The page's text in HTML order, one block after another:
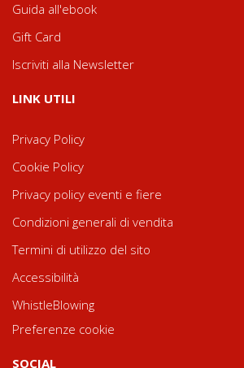
Guida all'ebook
Gift Card
Iscriviti alla Newsletter
LINK UTILI
Privacy Policy
Cookie Policy
Privacy policy eventi e fiere
Condizioni generali di vendita
Termini di utilizzo del sito
Accessibilità
WhistleBlowing
Preferenze cookie
SOCIAL